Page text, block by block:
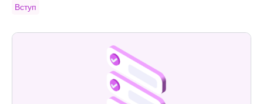
Вступ